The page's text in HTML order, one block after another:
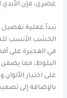
عصري، فإن الأيدي
تبدأ عملية تفصيل
الخشب الأنسب
في الفجيرة على
البلوط، مما
على اختيار
بالإضافة إلى